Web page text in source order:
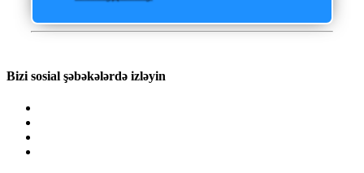
Bizi sosial şəbəkələrdə izləyin